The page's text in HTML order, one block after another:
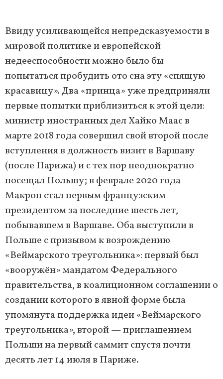
Ввиду усиливающейся непредсказуемости в
мировой политике и европейской
недееспособности можно было бы
попытаться пробудить ото сна эту «спящую
красавицу». Два «принца» уже предприняли
первые попытки приблизиться к этой цели:
министр иностранных дел Хайко Маас в
марте 2018 года совершил свой второй после
вступления в должность визит в Варшаву
(после Парижа) и с тех пор неоднократно
посещал Польшу; в феврале 2020 года
Макрон стал первым французским
президентом за последние шесть лет,
побывавшем в Варшаве. Оба выступили в
Польше с призывом к возрождению
«Веймарского треугольника»: первый был
«вооружён» мандатом Федерального
правительства, в коалиционном соглашении о
создании которого в явной форме была
упомянута поддержка идеи «Веймарского
треугольника», второй — приглашением
Польши на первый саммит спустя почти
десять лет 14 июля в Париже.